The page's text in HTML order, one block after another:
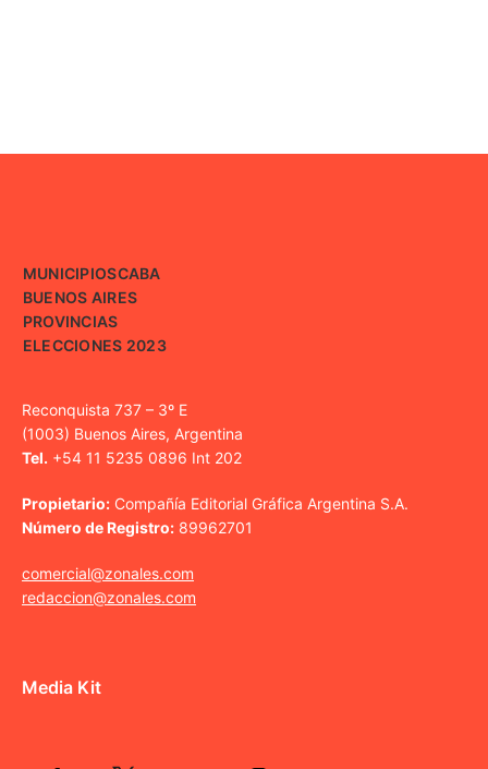
MUNICIPIOSCABA
BUENOS AIRES
PROVINCIAS
ELECCIONES 2023
Reconquista 737 – 3º E
(1003) Buenos Aires, Argentina
Tel. +54 11 5235 0896 Int 202
Propietario: Compañía Editorial Gráfica Argentina S.A.
Número de Registro: 89962701
comercial@zonales.com
redaccion@zonales.com
Media Kit